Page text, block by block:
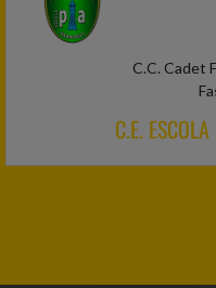
C.C. Cadet
C.E.